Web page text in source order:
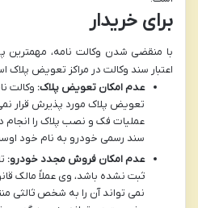
برای خریدار
با منقضی شدن وکالت نامه، مهمترین
اعتبار سند وکالت در مراکز تعویض پلاک
عدم امکان تعویض پلاک: وکالت
تعویض پلاک مورد پذیرش قرار
عملیات فک و نصب پلاک را انجام
سند رسمی خودرو به نام خود
عدم امکان فروش مجدد خودرو:
ثبت نشده باشد، وی عملاً مالک
نمی تواند آن را به شخص ثالثی